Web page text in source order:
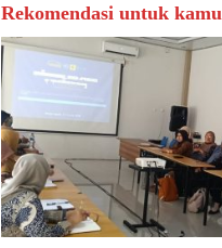
Rekomendasi untuk kamu